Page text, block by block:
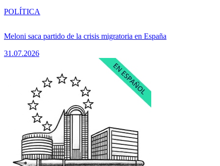
Meloni saca partido de la crisis migratoria en España
31.07.2026
POLÍTICA